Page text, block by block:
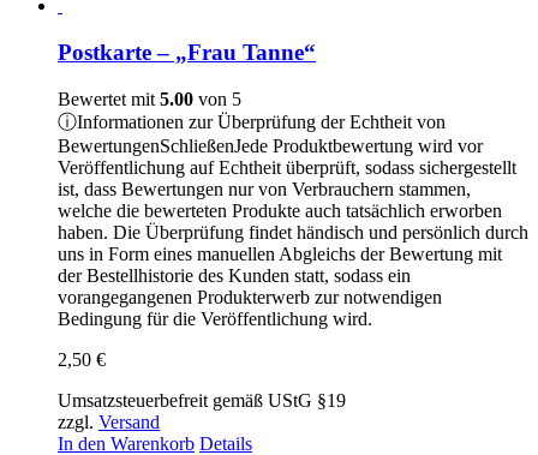
Postkarte – „Frau Tanne“
Bewertet mit 5.00 von 5
ⓘInformationen zur Überprüfung der Echtheit von
BewertungenSchließenJede Produktbewertung wird vor
Veröffentlichung auf Echtheit überprüft, sodass sichergestellt
ist, dass Bewertungen nur von Verbrauchern stammen,
welche die bewerteten Produkte auch tatsächlich erworben
haben. Die Überprüfung findet händisch und persönlich durch
uns in Form eines manuellen Abgleichs der Bewertung mit
der Bestellhistorie des Kunden statt, sodass ein
vorangegangenen Produkterwerb zur notwendigen
Bedingung für die Veröffentlichung wird.
2,50 €
Umsatzsteuerbefreit gemäß UStG §19
zzgl. Versand
In den Warenkorb Details